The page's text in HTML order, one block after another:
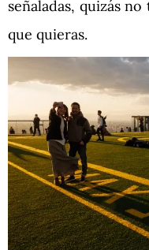
señaladas, quizás
que quieras.